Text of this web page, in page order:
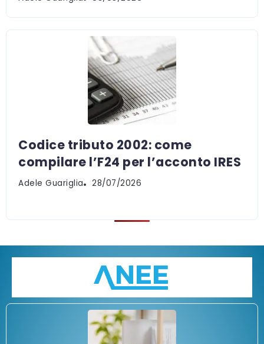
Codice tributo 2002: come
compilare l’F24 per l’acconto IRES
Adele Guariglia 28/07/2026